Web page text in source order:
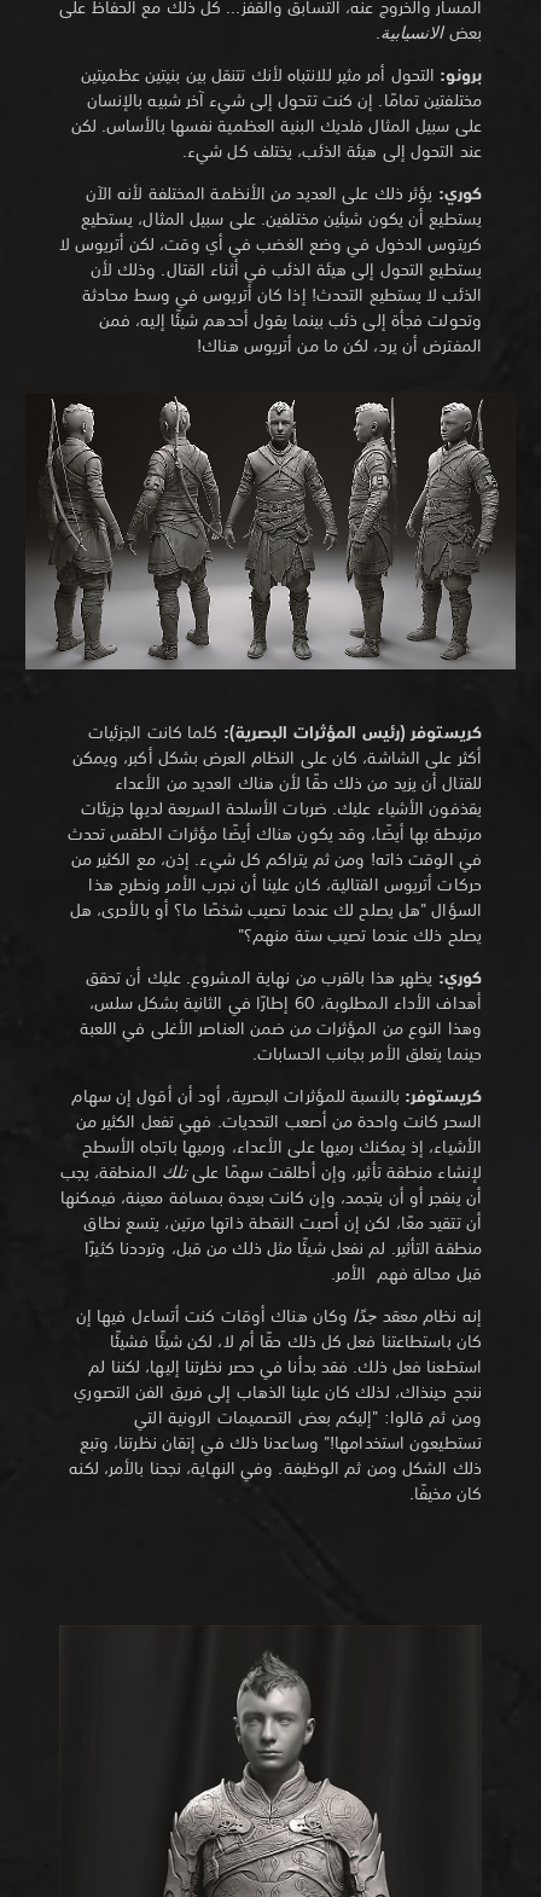
المسار والخروج عنه، التسابق والقفز... كل ذلك مع الحفاظ على
بعضالانسيابية.
برونو: التحول أمر مثير للانتباه لأنك تتنقل بين بنيتين عظميتين
مختلفتين تمامًا. إن كنت تتحول إلى شيء آخر شبيه بالإنسان
على سبيل المثال فلديك البنية العظمية نفسها بالأساس. لكن
عند التحول إلى هيئة الذئب، يختلف كل شيء.
كوري: يؤثر ذلك على العديد من الأنظمة المختلفة لأنه الآن
يستطيع أن يكون شيئين مختلفين. على سبيل المثال، يستطيع
كريتوس الدخول في وضع الغضب في أي وقت، لكن أتريوس لا
يستطيع التحول إلى هيئة الذئب في أثناء القتال. وذلك لأن
الذئب لا يستطيع التحدث! إذا كان أتريوس في وسط محادثة
وتحولت فجأة إلى ذئب بينما يقول أحدهم شيئًا إليه، فمن
المفترض أن يرد، لكن ما من أتريوس هناك!
كريستوفر (رئيس المؤثرات البصرية): كلما كانت الجزئيات
أكثر على الشاشة، كان على النظام العرض بشكل أكبر، ويمكن
للقتال أن يزيد من ذلك حقًا لأن هناك العديد من الأعداء
يقذفون الأشياء عليك. ضربات الأسلحة السريعة لديها جزيئات
مرتبطة بها أيضًا، وقد يكون هناك أيضًا مؤثرات الطقس تحدث
في الوقت ذاته! ومن ثم يتراكم كل شيء. إذن، مع الكثير من
حركات أتريوس القتالية، كان علينا أن نجرب الأمر ونطرح هذا
السؤال "هل يصلح لك عندما تصيب شخصًا ما؟ أو بالأحرى، هل
يصلح ذلك عندما تصيب ستة منهم؟"
كوري: يظهر هذا بالقرب من نهاية المشروع. عليك أن تحقق
أهداف الأداء المطلوبة، 60 إطارًا في الثانية بشكل سلس،
وهذا النوع من المؤثرات من ضمن العناصر الأغلى في اللعبة
حينما يتعلق الأمر بجانب الحسابات.
كريستوفر: بالنسبة للمؤثرات البصرية، أود أن أقول إن سهام
السحر كانت واحدة من أصعب التحديات. فهي تفعل الكثير من
الأشياء، إذ يمكنك رميها على الأعداء، ورميها باتجاه الأسطح
لإنشاء منطقة تأثير، وإن أطلقت سهمًا علىتلك المنطقة، يجب
أن ينفجر أو أن يتجمد، وإن كانت بعيدة بمسافة معينة، فيمكنها
أن تتقيد معًا، لكن إن أصبت النقطة ذاتها مرتين، يتسع نطاق
منطقة التأثير. لم نفعل شيئًا مثل ذلك من قبل، وترددنا كثيرًا
قبل محالة فهم الأمر.
إنه نظام معقد جدًا وكان هناك أوقات كنت أتساءل فيها إن
كان باستطاعتنا فعل كل ذلك حقًا أم لا، لكن شيئًا فشيئًا
استطعنا فعل ذلك. فقد بدأنا في حصر نظرتنا إليها، لكننا لم
ننجح حينذاك، لذلك كان علينا الذهاب إلى فريق الفن التصوري
ومن ثم قالوا: "إليكم بعض التصميمات الرونية التي
تستطيعون استخدامها!" وساعدنا ذلك في إتقان نظرتنا، وتبع
ذلك الشكل ومن ثم الوظيفة. وفي النهاية، نجحنا بالأمر، لكنه
كان مخيفًا.